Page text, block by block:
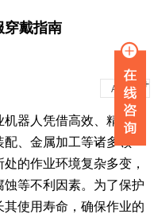
穿戴指南
A A +
器人凭借高效、精准的
、金属加工等诸多领
的作业环境复杂多变，
等不利因素。为了保护
使用寿命，确保作业的